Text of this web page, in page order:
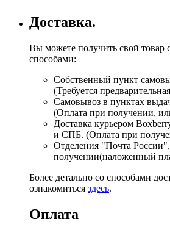
Доставка.
Вы можете получить свой
способами:
Собственный пункт
(Требуется
Самовывоз в пунктах
(Оплата при получении,
Доставка курьером
и СПБ. (Оплата при
Отделения "Почта
получении(наложенный
Более детально со способами
ознакомиться здесь.
Оплата